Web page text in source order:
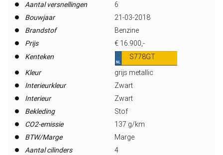
Aantal versnellingen
6
Bouwjaar
21-03-2018
Brandstof
Benzine
Prijs
€ 16.900,-
Kenteken
S778GT
Kleur
grijs metallic
Interieurkleur
Zwart
Interieur
Zwart
Bekleding
Stof
CO2-emissie
137 g/km
BTW/Marge
Marge
Aantal cilinders
4